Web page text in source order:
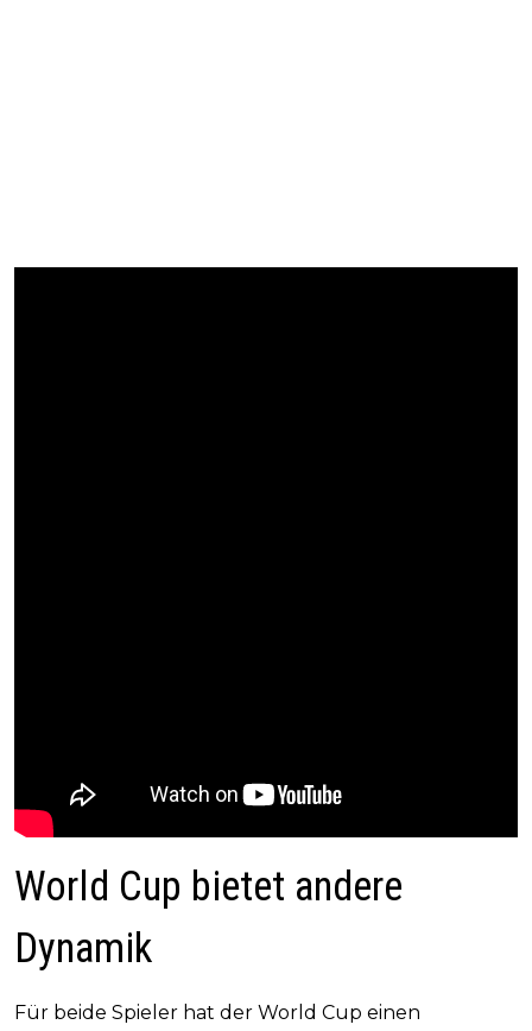
World Cup bietet andere
Dynamik
Für beide Spieler hat der World Cup einen